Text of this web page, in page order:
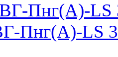
Пнг(А)-